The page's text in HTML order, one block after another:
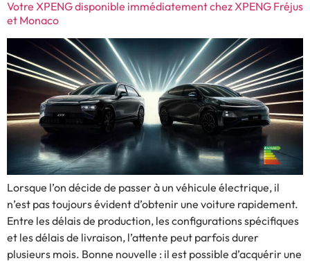
Votre XPENG disponible immédiatement chez XPENG Fréjus
et Monaco
Lorsque l’on décide de passer à un véhicule électrique, il
n’est pas toujours évident d’obtenir une voiture rapidement.
Entre les délais de production, les configurations spécifiques
et les délais de livraison, l’attente peut parfois durer
plusieurs mois. Bonne nouvelle : il est possible d’acquérir une